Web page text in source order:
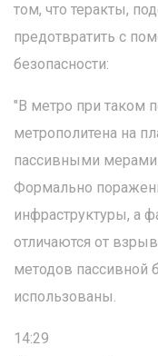
том, что теракты,
предотвратить с
безопасности:
"В метро при таком
метрополитена на
пассивными мерами
Формально
инфраструктуры, а
отличаются от
методов пассивной
использованы.
14:29